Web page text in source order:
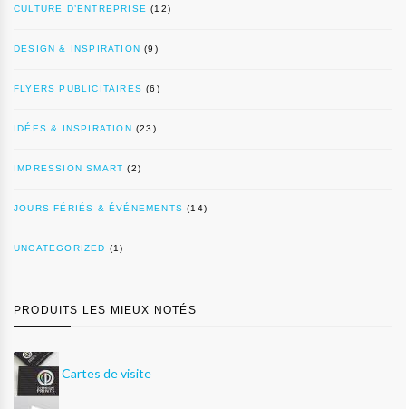
CULTURE D’ENTREPRISE (12)
DESIGN & INSPIRATION (9)
FLYERS PUBLICITAIRES (6)
IDÉES & INSPIRATION (23)
IMPRESSION SMART (2)
JOURS FÉRIÉS & ÉVÉNEMENTS (14)
UNCATEGORIZED (1)
PRODUITS LES MIEUX NOTÉS
Cartes de visite